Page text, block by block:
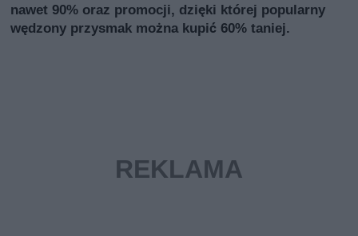
nawet 90% oraz promocji, dzięki której popularny
wędzony przysmak można kupić 60% taniej.